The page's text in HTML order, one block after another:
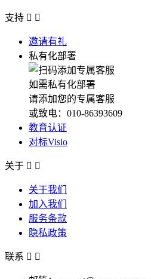
支持  
邀请有礼
私有化部署
如需私有化部署
请添加您的专属客服
或致电：010-86393609
教育认证
对标Visio
关于  
关于我们
加入我们
服务条款
隐私政策
联系  